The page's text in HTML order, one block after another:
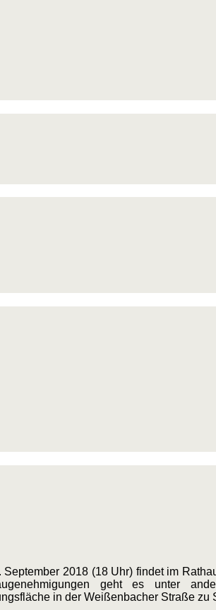
2018 (18 Uhr) findet im
geht es unter
in der Weißenbacher Straße